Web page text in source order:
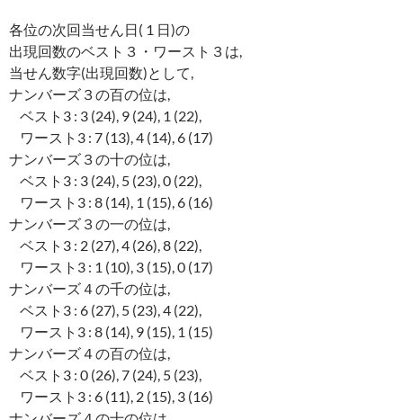
各位の次回当せん日( 1 日)の
出現回数のベスト３・ワースト３は,
当せん数字(出現回数)として,
ナンバーズ３の百の位は,
ベスト3 : 3 (24), 9 (24), 1 (22),
ワースト3 : 7 (13), 4 (14), 6 (17)
ナンバーズ３の十の位は,
ベスト3 : 3 (24), 5 (23), 0 (22),
ワースト3 : 8 (14), 1 (15), 6 (16)
ナンバーズ３の一の位は,
ベスト3 : 2 (27), 4 (26), 8 (22),
ワースト3 : 1 (10), 3 (15), 0 (17)
ナンバーズ４の千の位は,
ベスト3 : 6 (27), 5 (23), 4 (22),
ワースト3 : 8 (14), 9 (15), 1 (15)
ナンバーズ４の百の位は,
ベスト3 : 0 (26), 7 (24), 5 (23),
ワースト3 : 6 (11), 2 (15), 3 (16)